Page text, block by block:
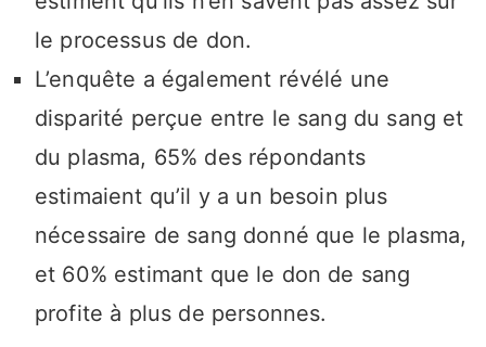
le processus de don.
L’enquête a également révélé une
disparité perçue entre le sang du sang et
du plasma, 65% des répondants
estimaient qu’il y a un besoin plus
nécessaire de sang donné que le plasma,
et 60% estimant que le don de sang
profite à plus de personnes.